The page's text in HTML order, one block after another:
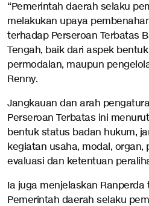
“Pemerintah daerah selaku
melakukan upaya
terhadap Perseroan Terbatas
Tengah, baik dari aspek
permodalan, maupun
Renny.
Jangkauan dan arah
Perseroan Terbatas ini
bentuk status badan hukum,
kegiatan usaha, modal,
evaluasi dan ketentuan
Ia juga menjelaskan Ranperda
Pemerintah daerah selaku